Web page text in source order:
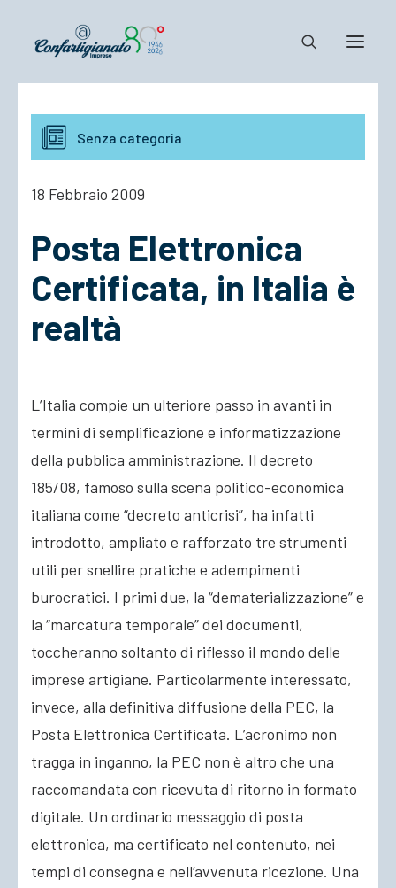
Notizie e Documenti
Confartigianato
Cosa Facciamo
Senza categoria
18 Febbraio 2009
Posta Elettronica
Certificata, in Italia è
realtà
L’Italia compie un ulteriore passo in avanti in
termini di semplificazione e informatizzazione
della pubblica amministrazione. Il decreto
185/08, famoso sulla scena politico-economica
italiana come “decreto anticrisi”, ha infatti
introdotto, ampliato e rafforzato tre strumenti
utili per snellire pratiche e adempimenti
burocratici. I primi due, la “dematerializzazione” e
la “marcatura temporale” dei documenti,
toccheranno soltanto di riflesso il mondo delle
imprese artigiane. Particolarmente interessato,
invece, alla definitiva diffusione della PEC, la
Posta Elettronica Certificata. L’acronimo non
tragga in inganno, la PEC non è altro che una
raccomandata con ricevuta di ritorno in formato
digitale. Un ordinario messaggio di posta
elettronica, ma certificato nel contenuto, nei
tempi di consegna e nell’avvenuta ricezione. Una